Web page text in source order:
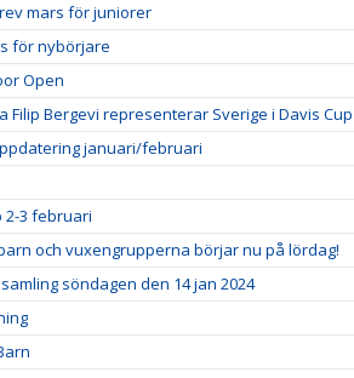
mars för juniorer
för nybörjare
Open
Filip Bergevi representerar Sverige i Davis Cup
januari/februari
2-3 februari
och vuxengrupperna börjar nu på lördag!
söndagen den 14 jan 2024